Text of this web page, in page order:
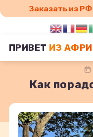
Заказать из РФ
ПРИВЕТ ИЗ
Как
Как